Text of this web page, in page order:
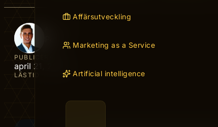
Affärsutveckling
Marketing as a Service
Artificial intelligence
PUBLICERAD
april 21, 2026
LÄSTID